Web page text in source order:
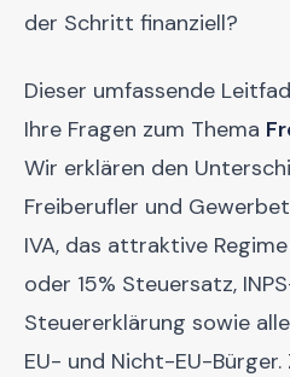
der Schritt finanziell?
Dieser umfassende
Ihre Fragen zum Thema
Wir erklären den
Freiberufler und
IVA, das attraktive
oder 15% Steuersatz,
Steuererklärung sowie
EU- und Nicht-EU-